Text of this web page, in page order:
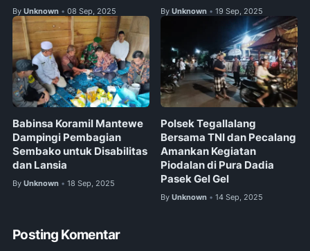
By Unknown • 08 Sep, 2025 By Unknown • 19 Sep, 2025
Babinsa Koramil Mantewe
Dampingi Pembagian
Sembako untuk Disabilitas
dan Lansia
By Unknown • 18 Sep, 2025
Polsek Tegallalang
Bersama TNI dan Pecalang
Amankan Kegiatan
Piodalan di Pura Dadia
Pasek Gel Gel
By Unknown • 14 Sep, 2025
Posting Komentar